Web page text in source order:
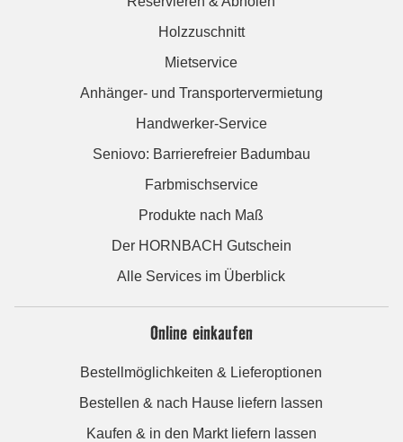
Holzzuschnitt
Mietservice
Anhänger- und Transportervermietung
Handwerker-Service
Seniovo: Barrierefreier Badumbau
Farbmischservice
Produkte nach Maß
Der HORNBACH Gutschein
Alle Services im Überblick
Online einkaufen
Bestellmöglichkeiten & Lieferoptionen
Bestellen & nach Hause liefern lassen
Kaufen & in den Markt liefern lassen